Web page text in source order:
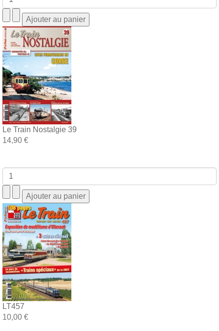
Le Train Nostalgie 39
14,90 €
LT457
10,00 €